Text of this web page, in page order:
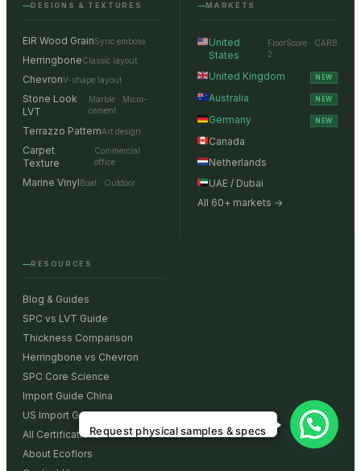
DESIGNS & TEXTURES
EIR Wood GrainSync emboss
HerringboneClassic layout
ChevronV-shape layout
Stone Look
LVT
Marble · Micro-
cement
Terrazzo PatternArt design
Carpet
Texture
Commercial
office
Marine VinylBoat · Outdoor
MARKETS
United
States
FloorScore · CARB
2
United Kingdom NEW
Australia NEW
Germany NEW
Canada
Netherlands
UAE / Dubai
All 60+ markets →
RESOURCES
Blog & Guides
SPC vs LVT Guide
Thickness Comparison
Herringbone vs Chevron
SPC Core Science
Import Guide China
US Import Guide
All Certifications
About Ecoflors
Request physical samples & specs